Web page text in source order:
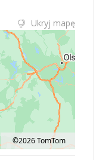
Ukryj mapę
©2026 TomTom